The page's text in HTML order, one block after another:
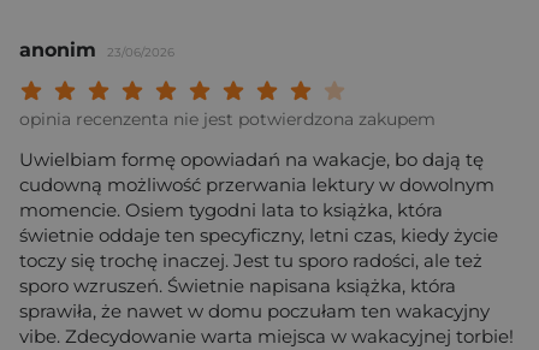
anonim 23/06/2026
Twoja ocena:
Twoja ocena: Wybitna 9/
Twoja ocena: Rewelacyjna 8/
Twoja ocena: Bardzo dobra 7/10"
Twoja ocena: Dobra 6/10"
Twoja ocena: Przeciętna 5/10"
Twoja ocena: Może być 4/10"
Twoja ocena: Słaba 3/10"
Twoja ocena: Bardzo słaba 2/10"
Twoja ocena: Beznadziejna 1/10"
opinia recenzenta nie jest potwierdzona zakupem
Uwielbiam formę opowiadań na wakacje, bo dają tę
cudowną możliwość przerwania lektury w dowolnym
momencie. Osiem tygodni lata to książka, która
świetnie oddaje ten specyficzny, letni czas, kiedy życie
toczy się trochę inaczej. Jest tu sporo radości, ale też
sporo wzruszeń. Świetnie napisana książka, która
sprawiła, że nawet w domu poczułam ten wakacyjny
vibe. Zdecydowanie warta miejsca w wakacyjnej torbie!